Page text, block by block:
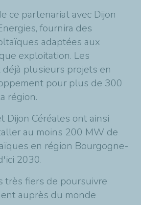
ce partenariat avec Dijon
fournira des
adaptées aux
exploitation. Les
plusieurs projets en
pour plus de 300
région.
Dijon Céréales ont ainsi
au moins 200 MW de
en région Bourgogne-
2030.
très fiers de poursuivre
auprès du monde